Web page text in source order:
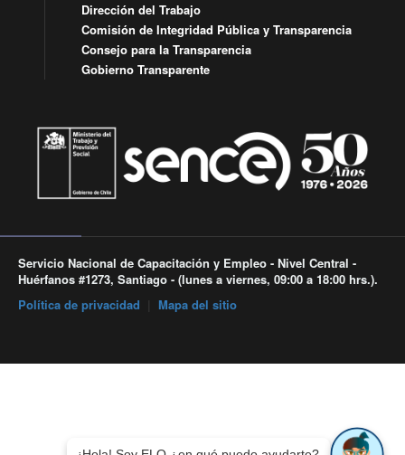
Dirección del Trabajo
Comisión de Integridad Pública y Transparencia
Consejo para la Transparencia
Gobierno Transparente
Servicio Nacional de Capacitación y Empleo - Nivel Central -
Huérfanos #1273, Santiago - (lunes a viernes, 09:00 a 18:00 hrs.).
Política de privacidad
Mapa del sitio